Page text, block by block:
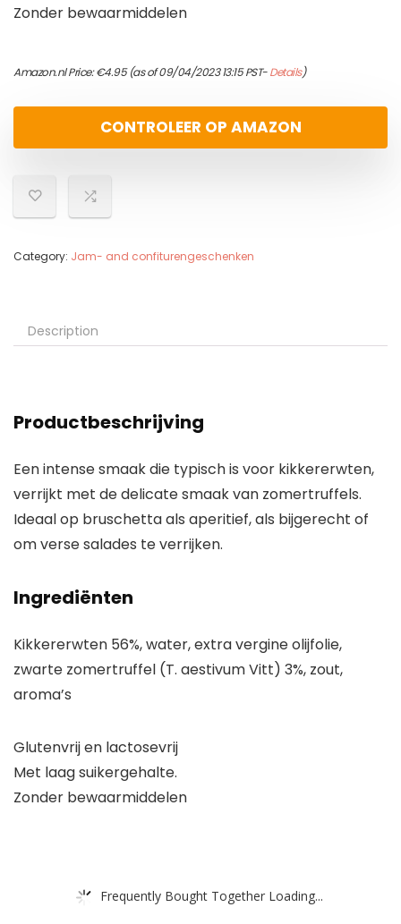
Zonder bewaarmiddelen
Amazon.nl Price:€4.95(as of 09/04/2023 13:15 PST-Details)
CONTROLEER OP AMAZON
Category: Jam- and confiturengeschenken
Description
Productbeschrijving
Een intense smaak die typisch is voor kikkererwten,
verrijkt met de delicate smaak van zomertruffels.
Ideaal op bruschetta als aperitief, als bijgerecht of
om verse salades te verrijken.
Ingrediënten
Kikkererwten 56%, water, extra vergine olijfolie,
zwarte zomertruffel (T. aestivum Vitt) 3%, zout,
aroma’s
Glutenvrij en lactosevrij
Met laag suikergehalte.
Zonder bewaarmiddelen
Frequently Bought Together Loading...